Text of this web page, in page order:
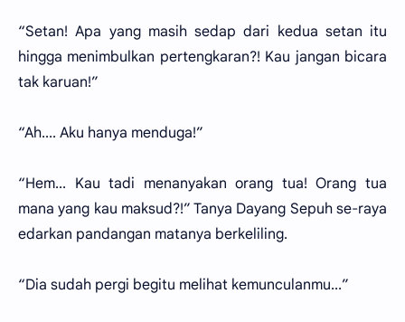
“Setan! Apa yang masih sedap dari kedua setan itu
hingga menimbulkan pertengkaran?! Kau jangan bicara
tak karuan!”
“Ah.... Aku hanya menduga!”
“Hem... Kau tadi menanyakan orang tua! Orang tua
mana yang kau maksud?!” Tanya Dayang Sepuh se-raya
edarkan pandangan matanya berkeliling.
“Dia sudah pergi begitu melihat kemunculanmu...”